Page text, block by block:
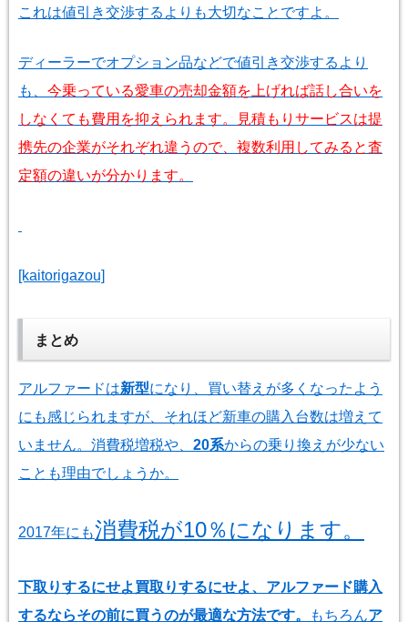
これは値引き交渉するよりも大切なことですよ。
ディーラーでオプション品などで値引き交渉するより
も、 今乗っている愛車の売却金額を上げれば話し合いを
しなくても費用を抑えられます。見積もりサービスは提
携先の企業がそれぞれ違うので、複数利用してみると査
定額の違いが分かります。
[kaitorigazou]
まとめ
アルファードは新型になり、買い替えが多くなったよう
にも感じられますが、それほど新車の購入台数は増えて
いません。消費税増税や、 20系からの乗り換えが少ない
ことも理由でしょうか。
2017年にも消費税が10％になります。
下取りするにせよ買取りするにせよ、アルファード購入
するならその前に買うのが最適な方法です。
もちろんア